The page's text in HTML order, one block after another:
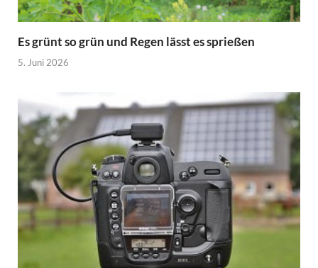
Es grünt so grün und Regen lässt es sprießen
5. Juni 2026